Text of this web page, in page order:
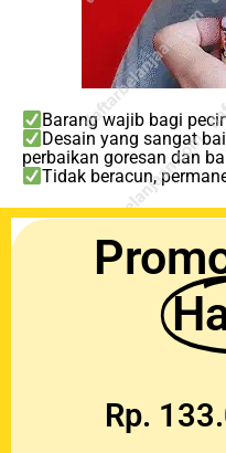
Barang wajib bagi
Desain yang sangat
perbaikan goresan dan
Tidak beracun,
Rp.